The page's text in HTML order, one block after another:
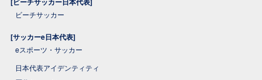
ビーチサッカー
[サッカーe日本代表]
eスポーツ・サッカー
日本代表アイデンティティ